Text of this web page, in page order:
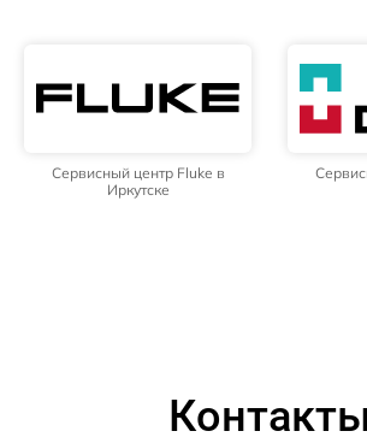
Сервисный центр Fluke в
Иркутске
Контакты